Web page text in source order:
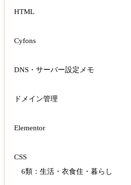
HTML
Cyfons
DNS・サーバー設定メモ
ドメイン管理
Elementor
CSS
6類：生活・衣食住・暮らし